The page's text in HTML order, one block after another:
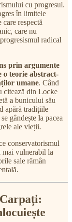
cu progresul.
în limitele
respectă
care nu
radical
prin argumente
o teorie abstract-
umane. Când
citează din Locke
a bunicului său
apără tradițiile
gândește la pacea
ale vieții.
conservatorismul
mai vulnerabil la
sale rămân